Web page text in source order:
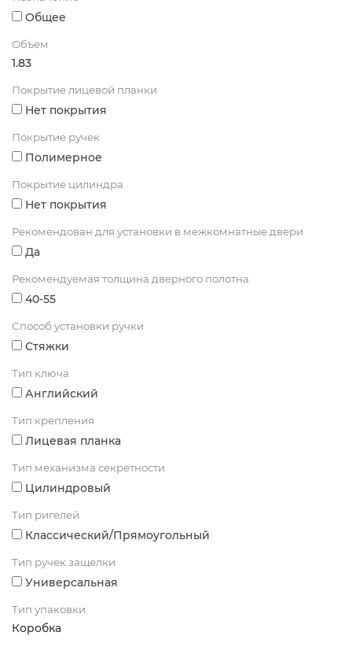
Общее
Объем
1.83
Покрытие лицевой планки
Нет покрытия
Покрытие ручек
Полимерное
Покрытие цилиндра
Нет покрытия
Рекомендован для установки в межкомнатные двери
Да
Рекомендуемая толщина дверного полотна
40-55
Способ установки ручки
Стяжки
Тип ключа
Английский
Тип крепления
Лицевая планка
Тип механизма секретности
Цилиндровый
Тип ригелей
Классический/Прямоугольный
Тип ручек защелки
Универсальная
Тип упаковки
Коробка